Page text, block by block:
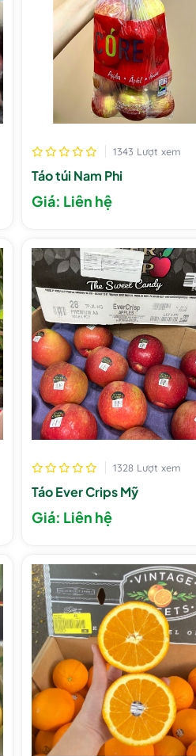
1343 Lượt xem
Táo túi Nam Phi
Giá: Liên hệ
1328 Lượt xem
Táo Ever Crips Mỹ
Giá: Liên hệ